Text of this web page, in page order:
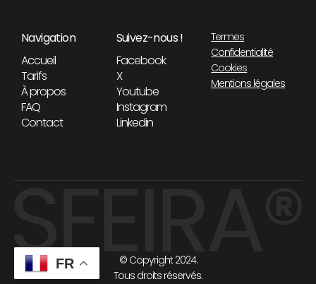
Navigation
Accueil
Tarifs
À propos
FAQ
Contact
Suivez-nous !
Facebook
X
Youtube
Instagram
Linkedin
Termes
Confidentialité
Cookies
Mentions légales
© Copyright 2024.
Tous droits réservés.
FR